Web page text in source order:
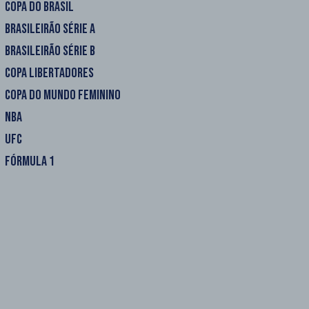
COPA DO BRASIL
BRASILEIRÃO SÉRIE A
BRASILEIRÃO SÉRIE B
COPA LIBERTADORES
COPA DO MUNDO FEMININO
NBA
UFC
FÓRMULA 1